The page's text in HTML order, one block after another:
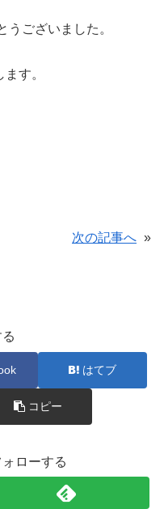
ございました。
す。
次の記事へ »
はてブ
コピー
ローする